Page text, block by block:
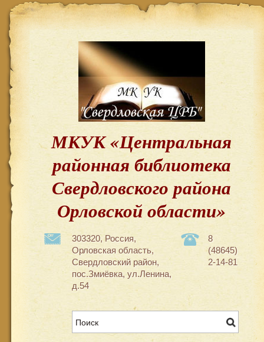
МКУК «Центральная
районная библиотека
Свердловского района
Орловской области»
303320, Россия,
Орловская область,
Свердловский район,
пос.Змиёвка, ул.Ленина,
д.54
8
(48645)
2-14-81